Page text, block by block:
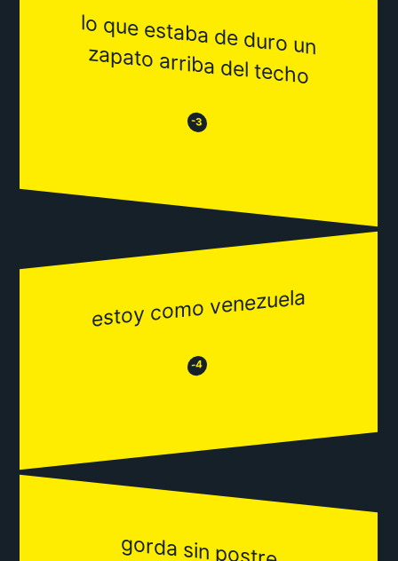
lo que estaba de duro un
zapato arriba del techo
😒 -3 😂
estoy como venezuela
😒 -4 😂
gorda sin postre